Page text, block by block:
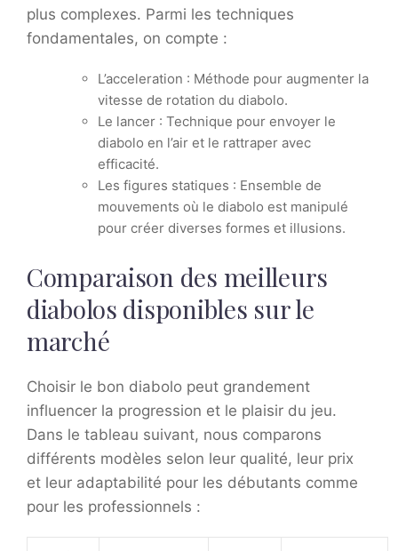
plus complexes. Parmi les techniques
fondamentales, on compte :
L’acceleration : Méthode pour augmenter la
vitesse de rotation du diabolo.
Le lancer : Technique pour envoyer le
diabolo en l’air et le rattraper avec
efficacité.
Les figures statiques : Ensemble de
mouvements où le diabolo est manipulé
pour créer diverses formes et illusions.
Comparaison des meilleurs
diabolos disponibles sur le
marché
Choisir le bon diabolo peut grandement
influencer la progression et le plaisir du jeu.
Dans le tableau suivant, nous comparons
différents modèles selon leur qualité, leur prix
et leur adaptabilité pour les débutants comme
pour les professionnels :